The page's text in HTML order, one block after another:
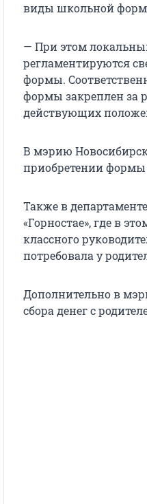
виды школьной
— При этом
регламентируются
формы.
формы закреплен за
действующих
В мэрию
приобретении формы
Также в
«Горностае», где в
классного
потребовала у
Дополнительно в
сбора денег с